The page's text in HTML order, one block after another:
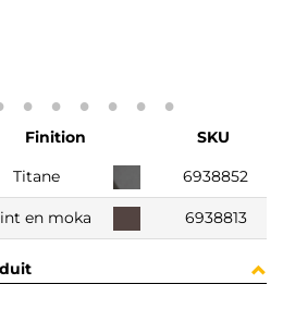
Finition
SKU
Titane 6938852
en moka 6938813